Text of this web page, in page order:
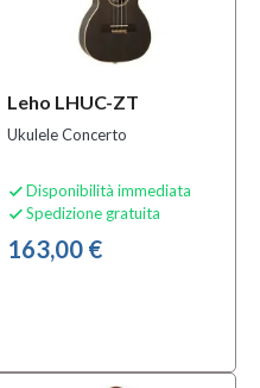
Leho LHUC-ZT
Ukulele Concerto
 Disponibilità immediata
 Spedizione gratuita
163,00 €